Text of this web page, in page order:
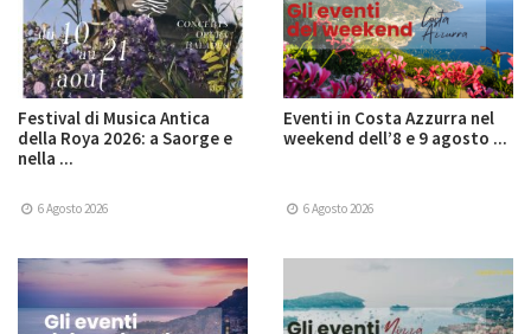
Festival di Musica Antica
della Roya 2026: a Saorge e
nella ...
6 Agosto 2026
Eventi in Costa Azzurra nel
weekend dell’8 e 9 agosto ...
6 Agosto 2026